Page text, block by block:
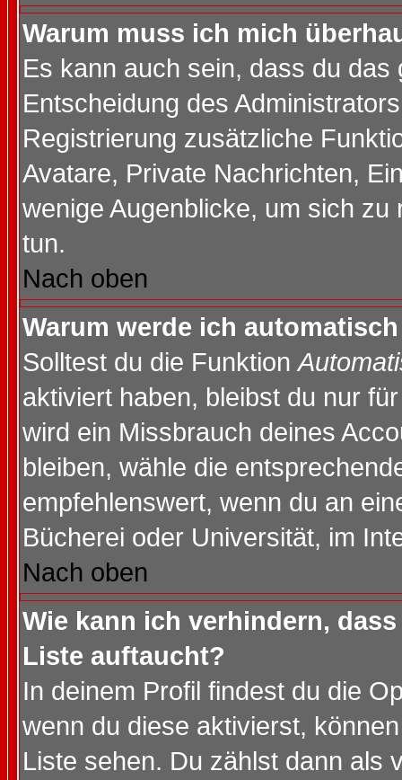
Warum muss ich mich
Es kann auch sein, dass du
Entscheidung des
Registrierung zusätzliche
Avatare, Private Nachrichten,
wenige Augenblicke, um sich
tun.
Nach oben
Warum werde ich
Solltest du die Funktion
aktiviert haben, bleibst du nur
wird ein Missbrauch deines
bleiben, wähle die
empfehlenswert, wenn du an
Bücherei oder Universität, im
Nach oben
Wie kann ich verhindern,
Liste auftaucht?
In deinem Profil findest du die
wenn du diese aktivierst,
Liste sehen. Du zählst dann als